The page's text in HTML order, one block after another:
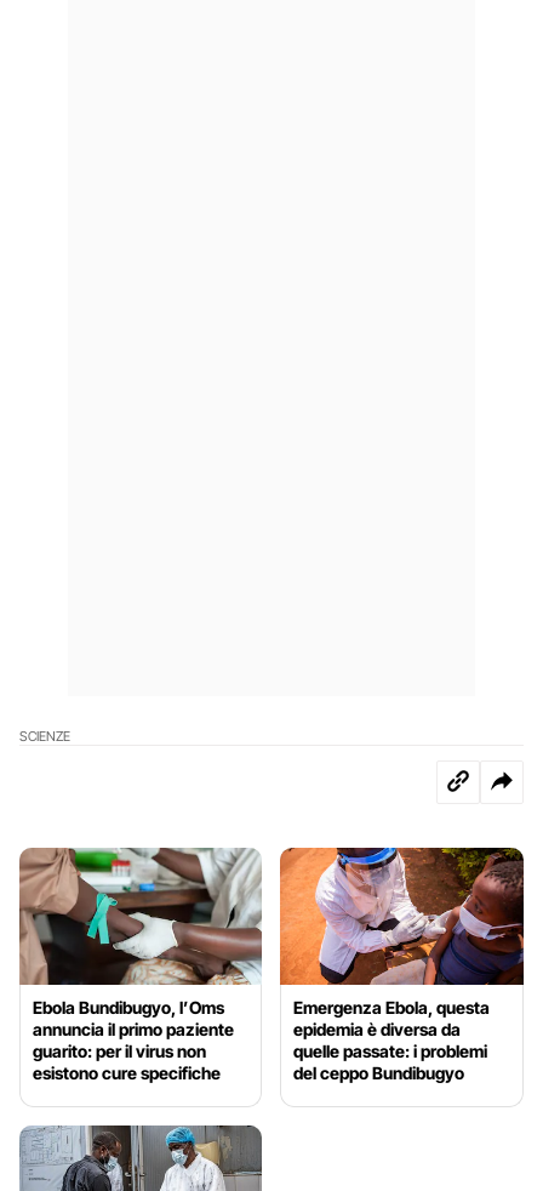
SCIENZE
Ebola Bundibugyo, l’Oms
annuncia il primo paziente
guarito: per il virus non
esistono cure specifiche
Emergenza Ebola, questa
epidemia è diversa da
quelle passate: i problemi
del ceppo Bundibugyo